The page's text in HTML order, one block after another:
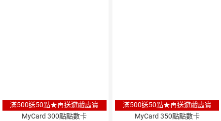
滿500送50點★再送遊戲虛寶
MyCard 300點點數卡
滿500送50點★再送遊戲虛寶
MyCard 350點點數卡